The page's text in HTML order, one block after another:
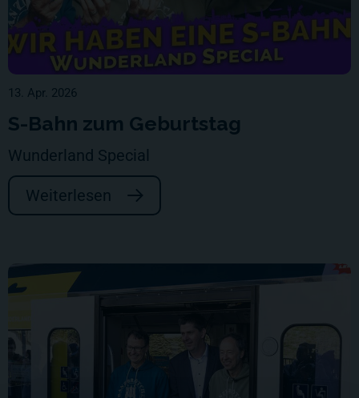
13. Apr. 2026
S-Bahn zum Geburtstag
Wunderland Special
Weiterlesen